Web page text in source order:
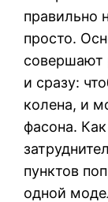
правильно
просто.
совершают
и сразу:
колена, и
фасона.
пунктов
одной